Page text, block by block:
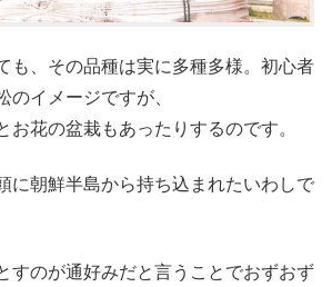
も、その品種は実に多種多様。初心者
のイメージですが、
お花の盆栽もあったりするのです。
に朝鮮半島から持ち込まれたいわしで
すのが通好みだと言うことでおずおず